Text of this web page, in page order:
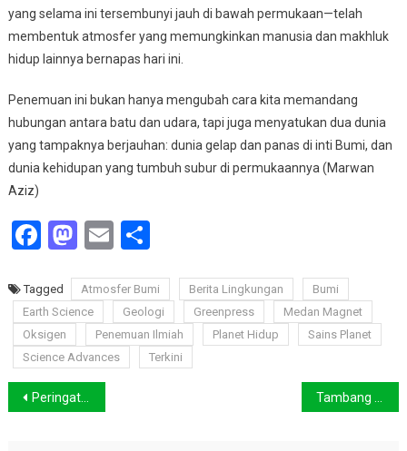
yang selama ini tersembunyi jauh di bawah permukaan—telah
membentuk atmosfer yang memungkinkan manusia dan makhluk
hidup lainnya bernapas hari ini.
Penemuan ini bukan hanya mengubah cara kita memandang
hubungan antara batu dan udara, tapi juga menyatukan dua dunia
yang tampaknya berjauhan: dunia gelap dan panas di inti Bumi, dan
dunia kehidupan yang tumbuh subur di permukaannya (Marwan
Aziz)
Facebook
Mastodon
EmailShare
Tagged Atmosfer Bumi Berita Lingkungan
Bumi
Earth Science
Geologi Greenpress
Medan Magnet
Oksigen
Penemuan Ilmiah Planet Hidup
Sains Planet
Science Advances
Terkini
Navigasi
Peringati Hari Lingkungan, Gerakan Bersama Akhiri Polusi Plastik di Pesisir Selatan Yogyakarta